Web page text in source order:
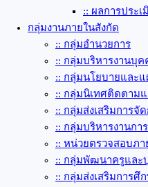
:: ผลการประเ
กลุ่มงานภายในสังกัด
:: กลุ่มอำนวยการ
:: กลุ่มบริหารงานบุค
:: กลุ่มนโยบายและแ
:: กลุ่มนิเทศติดตาม
:: กลุ่มส่งเสริมการจั
:: กลุ่มบริหารงานกา
:: หน่วยตรวจสอบภา
:: กลุ่มพัฒนาครูและ
:: กลุ่มส่งเสริมการศึ